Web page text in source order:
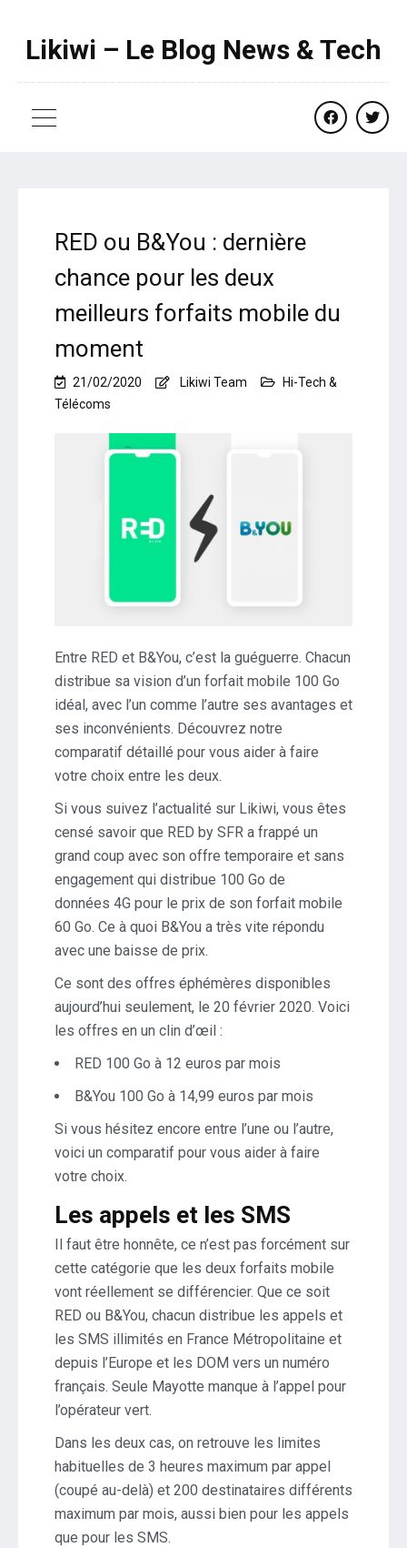
Likiwi – Le Blog News & Tech
facebook
RED ou B&You : dernière
chance pour les deux
meilleurs forfaits mobile du
moment
21/02/2020 Likiwi Team
Hi-Tech &
Télécoms
Entre RED et B&You, c’est la guéguerre. Chacun
distribue sa vision d’un forfait mobile 100 Go
idéal, avec l’un comme l’autre ses avantages et
ses inconvénients. Découvrez notre
comparatif détaillé pour vous aider à faire
votre choix entre les deux.
Si vous suivez l’actualité sur Likiwi, vous êtes
censé savoir que RED by SFR a frappé un
grand coup avec son offre temporaire et sans
engagement qui distribue 100 Go de
données 4G pour le prix de son forfait mobile
60 Go. Ce à quoi B&You a très vite répondu
avec une baisse de prix.
Ce sont des offres éphémères disponibles
aujourd’hui seulement, le 20 février 2020. Voici
les offres en un clin d’œil :
RED 100 Go à 12 euros par mois
B&You 100 Go à 14,99 euros par mois
Si vous hésitez encore entre l’une ou l’autre,
voici un comparatif pour vous aider à faire
votre choix.
Les appels et les SMS
Il faut être honnête, ce n’est pas forcément sur
cette catégorie que les deux forfaits mobile
vont réellement se différencier. Que ce soit
RED ou B&You, chacun distribue les appels et
les SMS illimités en France Métropolitaine et
depuis l’Europe et les DOM vers un numéro
français. Seule Mayotte manque à l’appel pour
l’opérateur vert.
Dans les deux cas, on retrouve les limites
habituelles de 3 heures maximum par appel
(coupé au-delà) et 200 destinataires différents
maximum par mois, aussi bien pour les appels
que pour les SMS.